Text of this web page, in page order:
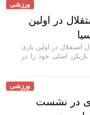
ورزشی
در اولین
استقلال در اولین بازی
از رقابت‌های لیگ نخبگان ۳ بازیکن اصلی خود را در
ورزشی
در نشست